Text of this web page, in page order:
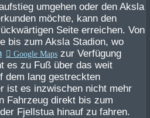
umgehen oder den Aksla
möchte, kann den
Seite erreichen. Von
bis zum Aksla Stadion, wo
zur Verfügung
es zu Fuß über das weit
dem lang gestreckten
ist es inzwischen nicht mehr
Fahrzeug direkt bis zum
Fjellstua hinauf zu fahren.